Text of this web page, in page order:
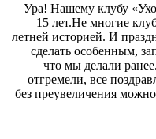
Ура! Нашему клубу
15 лет.Не многие
летней историей. И
сделать особенным,
что мы делали
отгремели, все
без преувеличения можно